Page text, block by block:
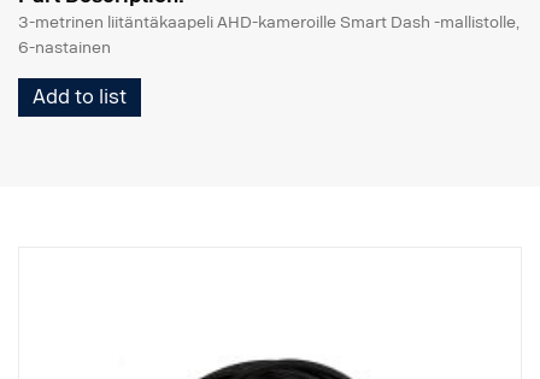
3-metrinen liitäntäkaapeli AHD-kameroille Smart Dash -mallistolle,
6-nastainen
Add to list